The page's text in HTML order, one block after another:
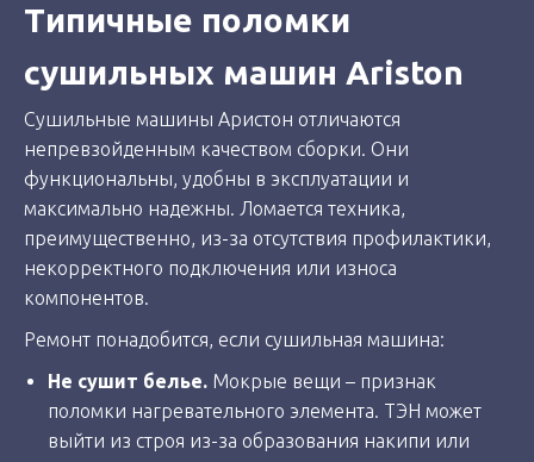
Типичные поломки
сушильных машин Ariston
Сушильные машины Аристон отличаются
непревзойденным качеством сборки. Они
функциональны, удобны в эксплуатации и
максимально надежны. Ломается техника,
преимущественно, из-за отсутствия профилактики,
некорректного подключения или износа
компонентов.
Ремонт понадобится, если сушильная машина:
Не сушит белье. Мокрые вещи – признак
поломки нагревательного элемента. ТЭН может
выйти из строя из-за образования накипи или